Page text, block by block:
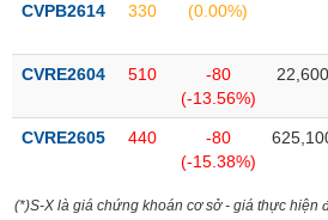
CVPB2614 330 (0.00%)
CVRE2604 510
-80
(-13.56%)
22,600
CVRE2605 440
-80
(-15.38%)
(*)S-X là giá chứng khoán cơ sở - giá thực hiện
Công
đầu
tư